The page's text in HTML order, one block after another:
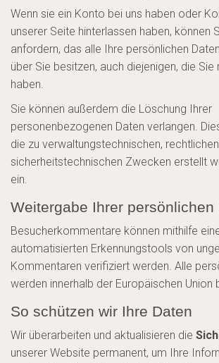
Wenn sie ein Konto bei uns haben oder
unserer Seite hinterlassen haben, können
anfordern, das alle Ihre persönlichen
über Sie besitzen, auch diejenigen, die
haben.
Sie können außerdem die Löschung Ihrer
personenbezogenen Daten verlangen.
die zu verwaltungstechnischen,
sicherheitstechnischen Zwecken erstellt
ein.
Weitergabe Ihrer persönlichen
Besucherkommentare können mithilfe
automatisierten Erkennungstools von
Kommentaren verifiziert werden. Alle
werden innerhalb der Europäischen Union
So schützen wir Ihre Daten
Wir überarbeiten und aktualisieren die
unserer Website permanent, um Ihre